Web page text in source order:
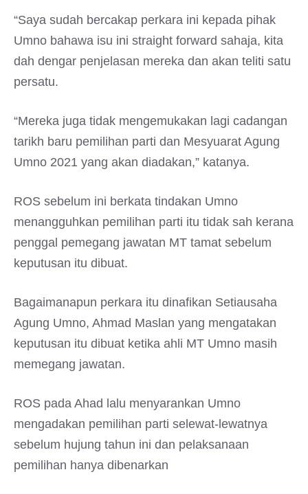
“Saya sudah bercakap perkara ini kepada pihak
Umno bahawa isu ini straight forward sahaja, kita
dah dengar penjelasan mereka dan akan teliti satu
persatu.
“Mereka juga tidak mengemukakan lagi cadangan
tarikh baru pemilihan parti dan Mesyuarat Agung
Umno 2021 yang akan diadakan,” katanya.
ROS sebelum ini berkata tindakan Umno
menangguhkan pemilihan parti itu tidak sah kerana
penggal pemegang jawatan MT tamat sebelum
keputusan itu dibuat.
Bagaimanapun perkara itu dinafikan Setiausaha
Agung Umno, Ahmad Maslan yang mengatakan
keputusan itu dibuat ketika ahli MT Umno masih
memegang jawatan.
ROS pada Ahad lalu menyarankan Umno
mengadakan pemilihan parti selewat-lewatnya
sebelum hujung tahun ini dan pelaksanaan
pemilihan hanya dibenarkan